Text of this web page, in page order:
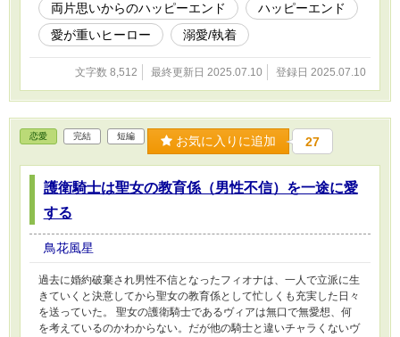
両片思いからのハッピーエンド
ハッピーエンド
愛が重いヒーロー
溺愛/執着
文字数 8,512 最終更新日 2025.07.10 登録日 2025.07.10
恋愛 完結 短編 お気に入りに追加 27
護衛騎士は聖女の教育係（男性不信）を一途に愛
する
鳥花風星
過去に婚約破棄され男性不信となったフィオナは、一人で立派に生
きていくと決意してから聖女の教育係として忙しくも充実した日々
を送っていた。 聖女の護衛騎士であるヴィアは無口で無愛想、何
を考えているのかわからない。だが他の騎士と違いチャラくないヴ